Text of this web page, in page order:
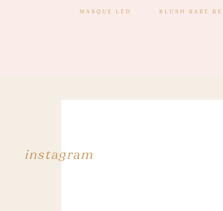
MASQUE LED BLUSH RARE
instagram